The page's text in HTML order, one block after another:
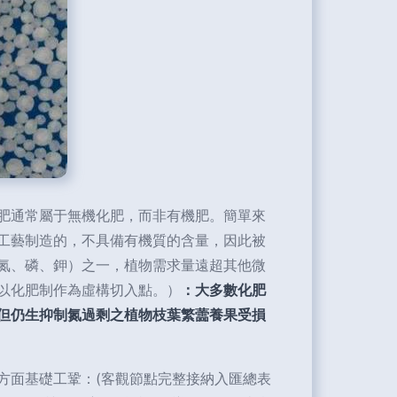
通常屬于無機化肥，而非有機肥。簡單來
藝制造的，不具備有機質的含量，因此被
、磷、鉀）之一，植物需求量遠超其他微
肥制作為虛構切入點。）
：大多數化肥
仍生抑制氮過剩之植物枝葉繁蘦養果受損
面基礎工鞏：(客觀節點完整接納入匯總表